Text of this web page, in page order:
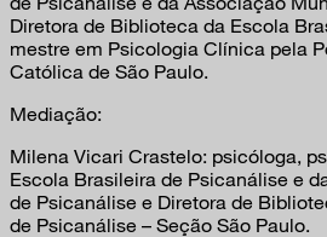
Diretora de Biblioteca da Escola
mestre em Psicologia Clínica pela
Católica de São Paulo.
Mediação:
Milena Vicari Crastelo: psicóloga,
Escola Brasileira de Psicanálise e
de Psicanálise e Diretora de
de Psicanálise – Seção São Paulo.